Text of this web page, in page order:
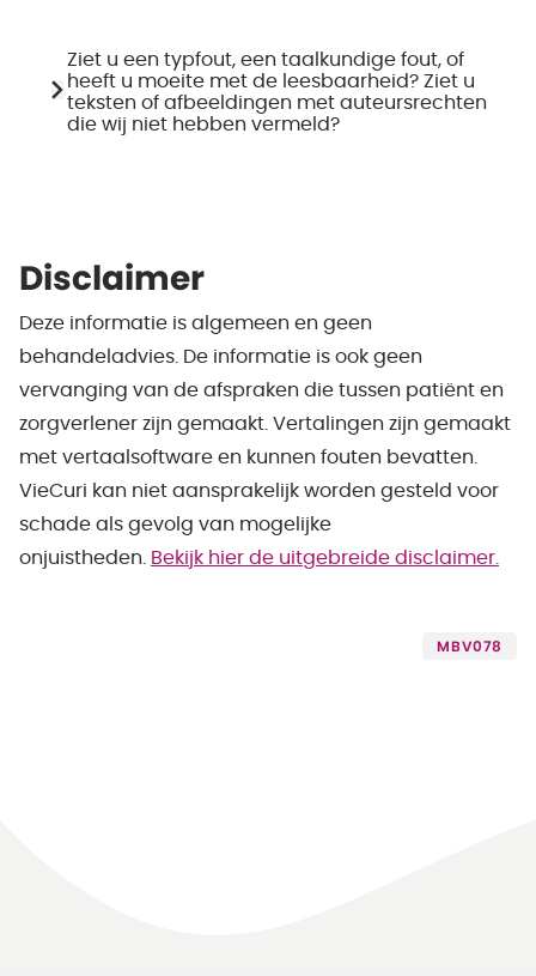
Ziet u een typfout, een taalkundige fout, of
heeft u moeite met de leesbaarheid? Ziet u
teksten of afbeeldingen met auteursrechten
die wij niet hebben vermeld?
Disclaimer
Deze informatie is algemeen en geen
behandeladvies. De informatie is ook geen
vervanging van de afspraken die tussen patiënt en
zorgverlener zijn gemaakt. Vertalingen zijn gemaakt
met vertaalsoftware en kunnen fouten bevatten.
VieCuri kan niet aansprakelijk worden gesteld voor
schade als gevolg van mogelijke
onjuistheden.
Bekijk hier de uitgebreide disclaimer.
MBV078